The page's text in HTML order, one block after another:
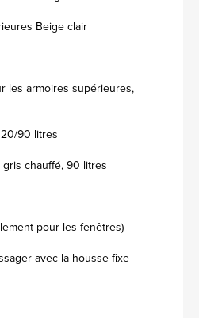
Beige clair
les armoires supérieures,
90 litres
chauffé, 90 litres
pour les fenêtres)
avec la housse fixe